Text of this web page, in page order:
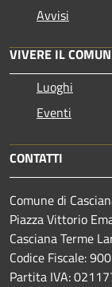
Avvisi
VIVERE IL
Luoghi
Eventi
CONTATTI
Comune di
Piazza Vittorio
Casciana Terme
Codice Fiscale:
Partita IVA: